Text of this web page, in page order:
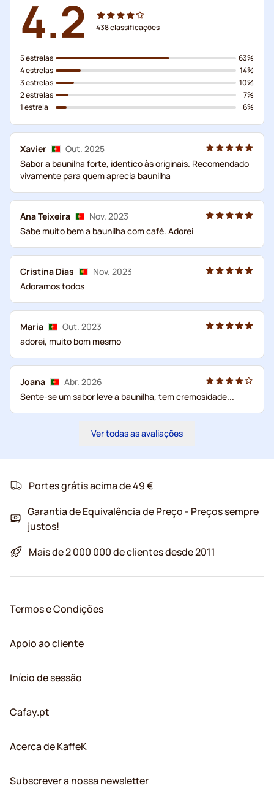
4.2 438classificações
5 estrelas
4 estrelas
3 estrelas
2 estrelas
1 estrela
63%
14%
10%
7%
6%
Xavier
Out. 2025
Sabor a baunilha forte, identico às originais. Recomendado
vivamente para quem aprecia baunilha
Ana Teixeira
Nov. 2023
Sabe muito bem a baunilha com café. Adorei
Cristina Dias
Nov. 2023
Adoramos todos
Maria
Out. 2023
adorei, muito bom mesmo
Joana
Abr. 2026
Sente-se um sabor leve a baunilha, tem cremosidade...
Ver todas as avaliações
Portes grátis acima de 49 €
Garantia de Equivalência de Preço - Preços sempre
justos!
Mais de 2 000 000 de clientes desde 2011
Termos e Condições
Apoio ao cliente
Início de sessão
Cafay.pt
Acerca de KaffeK
Subscrever a nossa newsletter